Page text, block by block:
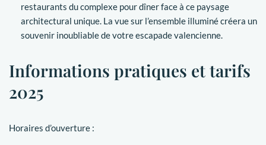
restaurants du complexe pour dîner face à ce paysage
architectural unique. La vue sur l’ensemble illuminé créera un
souvenir inoubliable de votre escapade valencienne.
Informations pratiques et tarifs
2025
Horaires d’ouverture :